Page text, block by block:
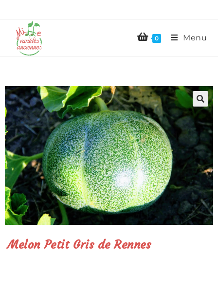
0 Menu
Melon Petit Gris de Rennes